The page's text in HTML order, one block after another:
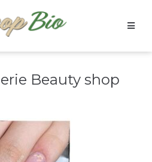
Beauty shop